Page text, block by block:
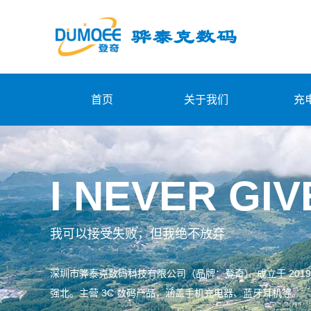
首页 关于我们 充
I NEVER
我可以接受失败，但我绝不放弃
深圳市骅泰克数码科技有限公司（品牌：登奇） 成立于
强北。主营 3C 数码产品，涵盖手机充电器、蓝牙耳机等。